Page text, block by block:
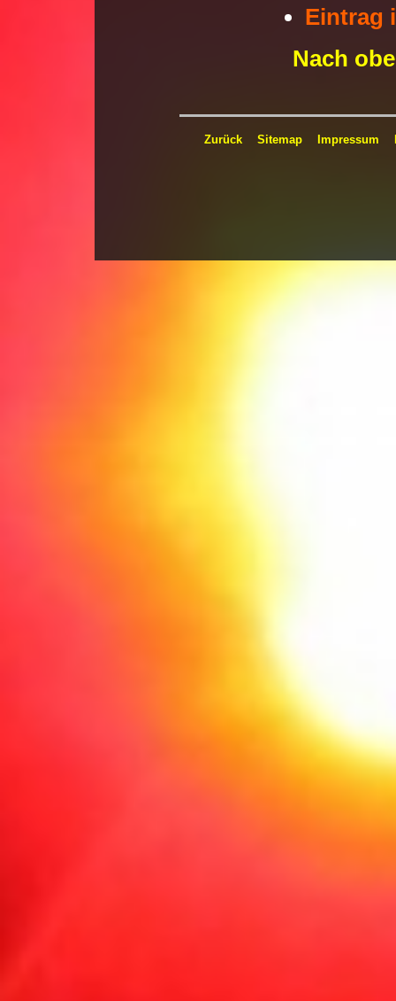
Eintrag
Nach
Zurück Sitemap Impressum